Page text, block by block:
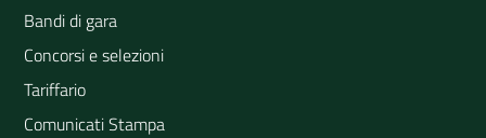
Bandi di gara
Concorsi e selezioni
Tariffario
Comunicati Stampa